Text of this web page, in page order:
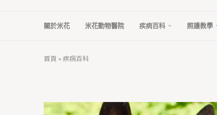
關於米花 米花動物醫院 疾病百科 照護教學
首頁 »疾病百科